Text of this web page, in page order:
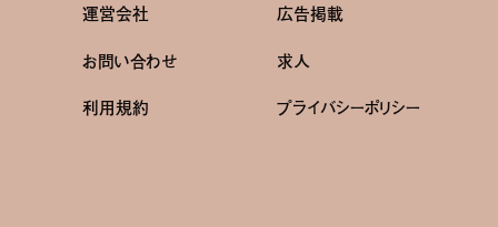
運営会社
広告掲載
お問い合わせ
求人
利用規約
プライバシーポリシー